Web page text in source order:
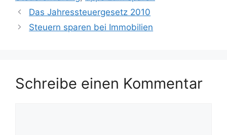
Das Jahressteuergesetz 2010
Steuern sparen bei Immobilien
Schreibe einen Kommentar